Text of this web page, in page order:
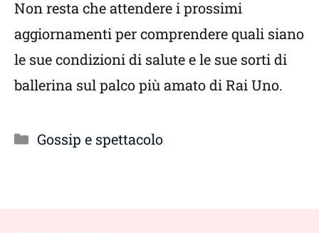
Non resta che attendere i prossimi
aggiornamenti per comprendere quali siano
le sue condizioni di salute e le sue sorti di
ballerina sul palco più amato di Rai Uno.
Categorie
Gossip e spettacolo